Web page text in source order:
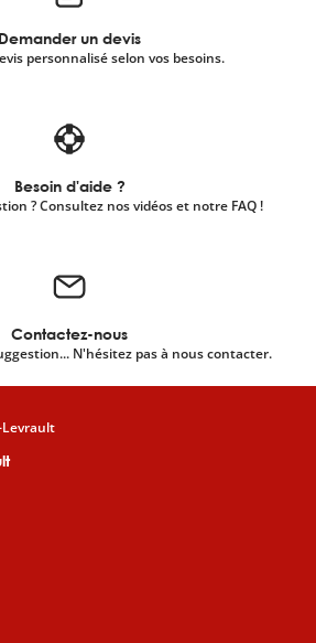
Demander un devis
personnalisé selon vos besoins.
Besoin d'aide ?
? Consultez nos vidéos et notre FAQ !
Contactez-nous
N'hésitez pas à nous contacter.
Levrault